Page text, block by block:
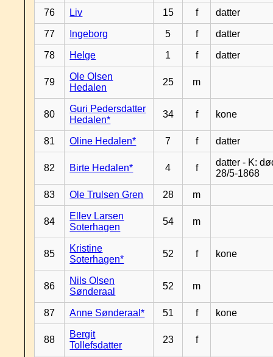
76 Liv 15 f datter
77 Ingeborg 5 f datter
78 Helge 1 f datter
79
Ole Olsen
Hedalen
25 m
80
Guri Pedersdatter
Hedalen*
34 f kone
81 Oline Hedalen* 7 f datter
82 Birte Hedalen* 4 f
datter - K:
28/5-1868
83 Ole Trulsen Gren 28 m
84
Ellev Larsen
Soterhagen
54 m
85
Kristine
Soterhagen*
52 f kone
86
Nils Olsen
Sønderaal
52 m
87 Anne Sønderaal* 51 f kone
88
Bergit
Tollefsdatter
23 f